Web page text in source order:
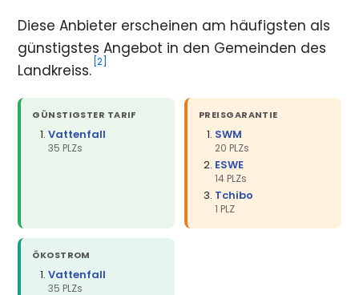
Diese Anbieter erscheinen am häufigsten als
günstigstes Angebot in den Gemeinden des
Landkreiss. [2]
GÜNSTIGSTER TARIF
Vattenfall
35 PLZs
PREISGARANTIE
SWM
20 PLZs
ESWE
14 PLZs
Tchibo
1 PLZ
ÖKOSTROM
Vattenfall
35 PLZs